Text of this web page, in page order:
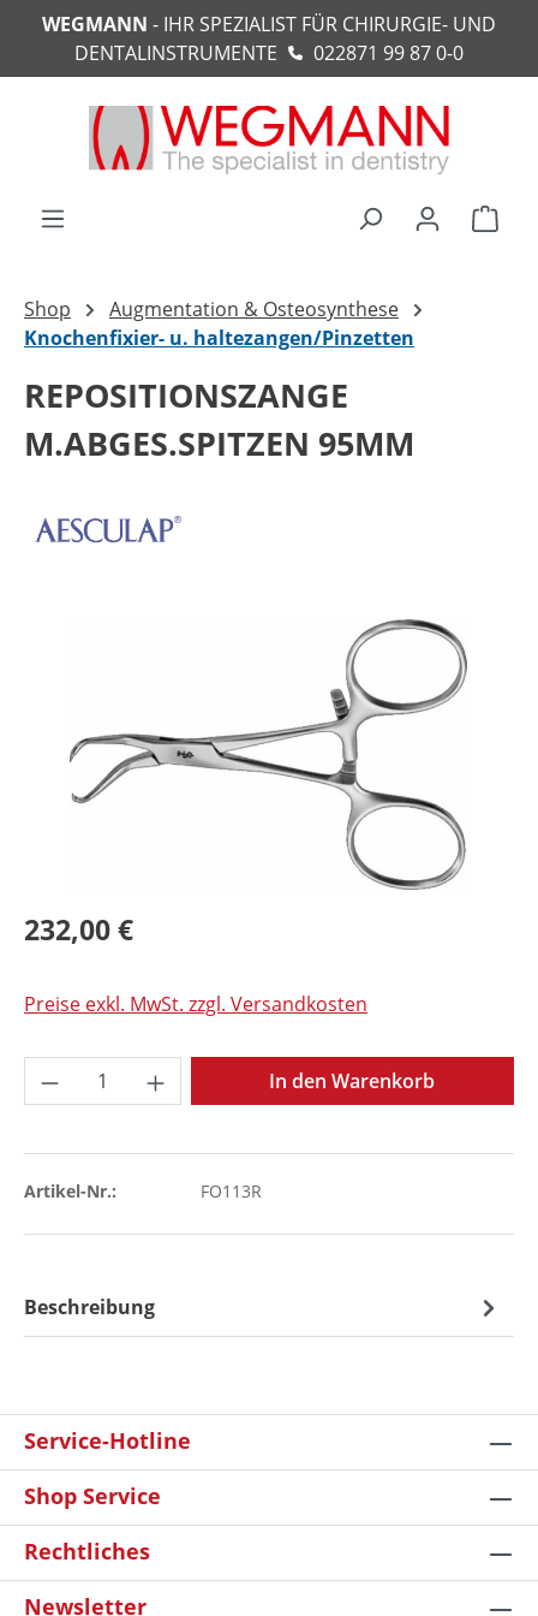
springen
WEGMANN - IHR SPEZIALIST FÜR CHIRURGIE- UND
DENTALINSTRUMENTE
022871 99 87 0-0
Shop
Augmentation & Osteosynthese
Knochenfixier- u. haltezangen/Pinzetten
REPOSITIONSZANGE
M.ABGES.SPITZEN 95MM
232,00 €
Preise exkl. MwSt. zzgl. Versandkosten
Produkt Anzahl: Gib den gewünschten
In den Warenkorb
Artikel-Nr.: FO113R
Beschreibung
Service-Hotline
Shop Service
Rechtliches
Newsletter